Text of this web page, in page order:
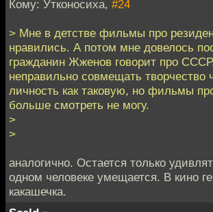
Кому: Утконосиха, #24
> Мне в детстве фильмы про
нравились. А потом мне довелось
гражданин Жженов говорит про
неправильно совмещать творчество
личность как таковую, но фильмы
больше смотреть не могу.
>
>
аналогично. Остается только
одном человеке умещается. В кино
какашечка.